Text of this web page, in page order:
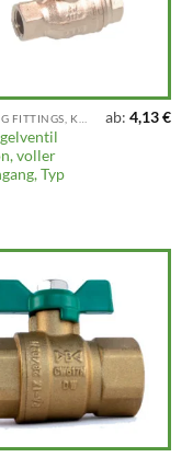
voller
Typ
ab:4,13€